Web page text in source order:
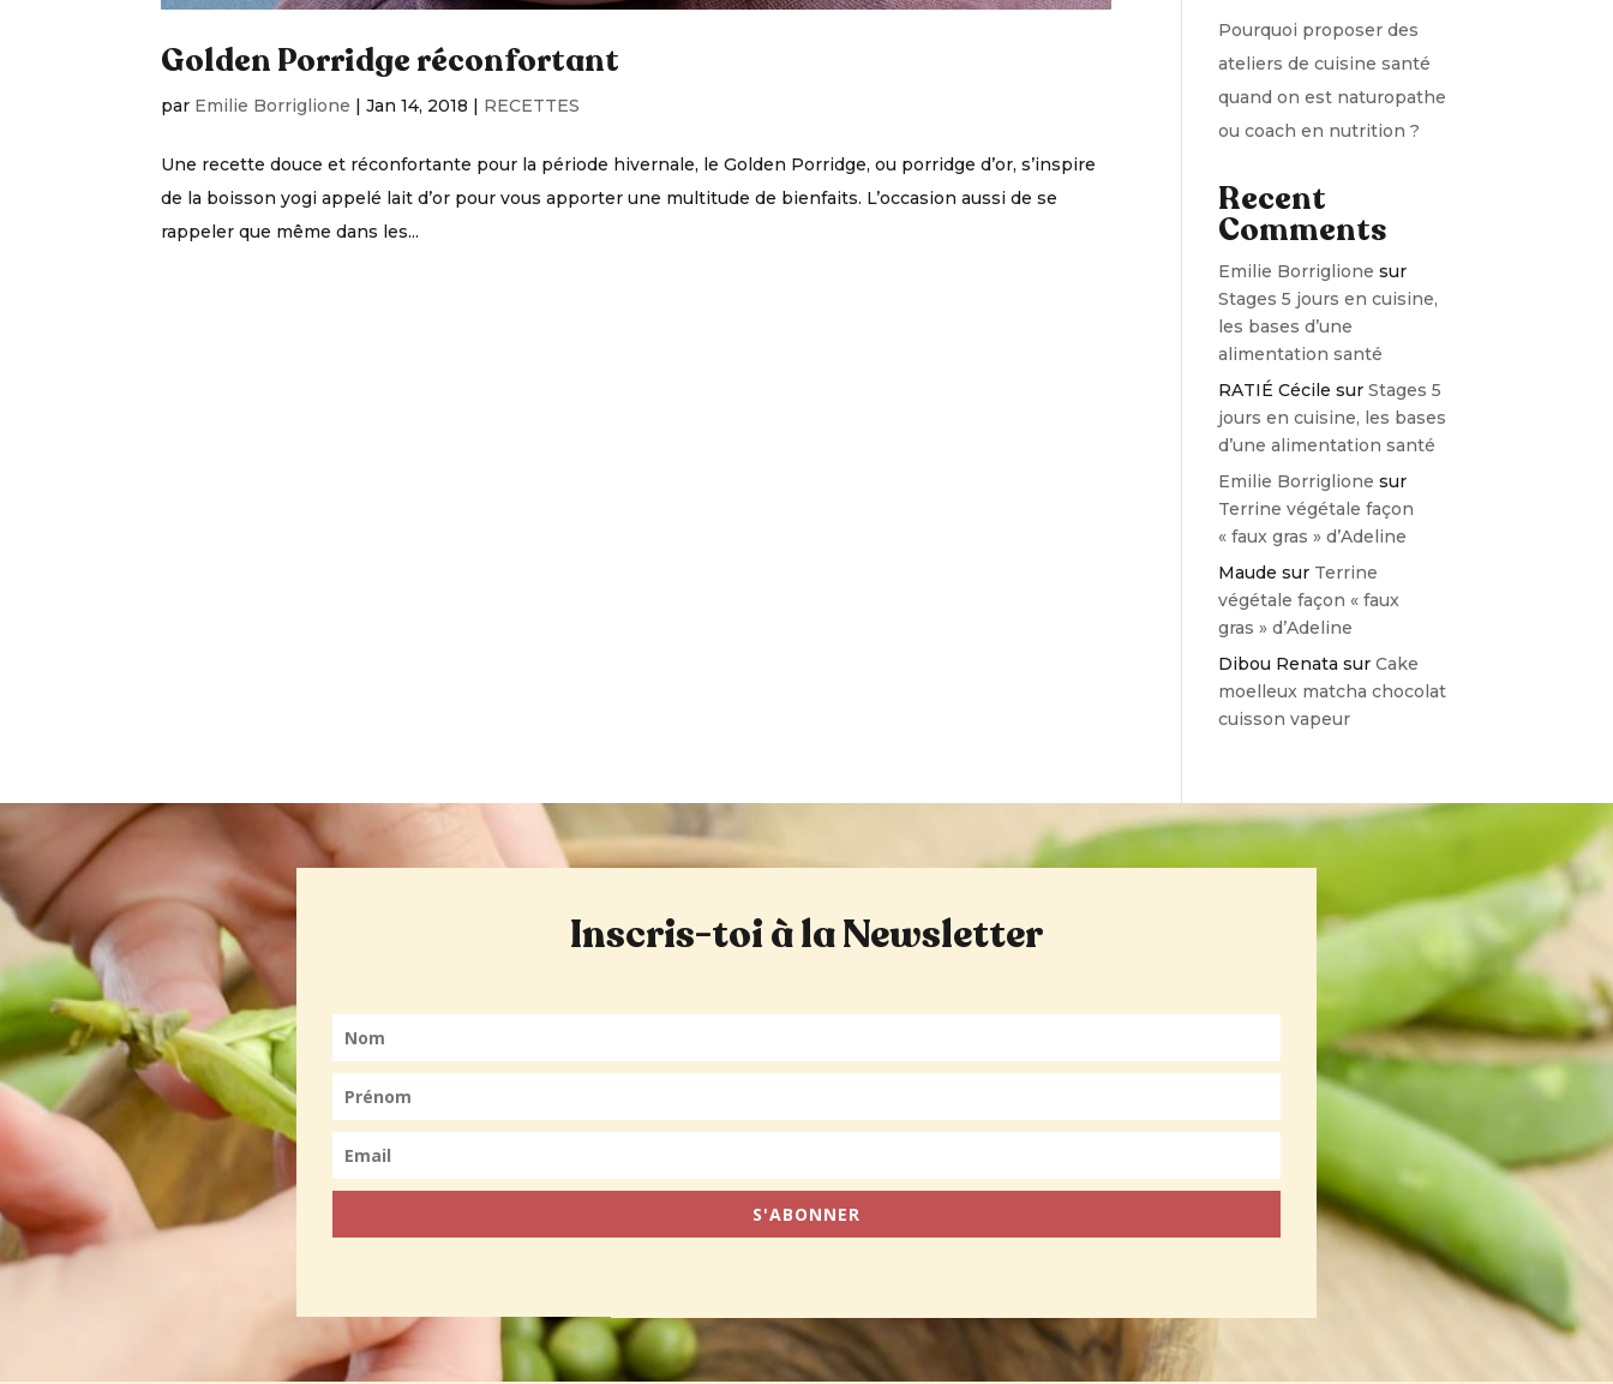
Golden Porridge réconfortant
par Emilie Borriglione |Jan 14, 2018 | RECETTES
Une recette douce et réconfortante pour la période hivernale, le Golden Porridge, ou porridge d’or, s’inspire
de la boisson yogi appelé lait d’or pour vous apporter une multitude de bienfaits. L’occasion aussi de se
rappeler que même dans les...
Pourquoi proposer des
ateliers de cuisine santé
quand on est naturopathe
ou coach en nutrition ?
Recent
Comments
Emilie Borriglione sur
Stages 5 jours en cuisine,
les bases d’une
alimentation santé
RATIÉ Cécile surStages 5
jours en cuisine, les bases
d’une alimentation santé
Emilie Borriglione sur
Terrine végétale façon
« faux gras » d’Adeline
Maude sur Terrine
végétale façon « faux
gras » d’Adeline
Dibou Renata surCake
moelleux matcha chocolat
cuisson vapeur
Inscris-toi à la Newsletter
S'ABONNER